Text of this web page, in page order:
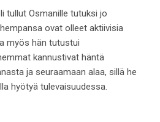
tullut Osmanille tutuksi jo
ovat olleet aktiivisia
myös hän tutustui
kannustivat häntä
ja seuraamaan alaa, sillä he
hyötyä tulevaisuudessa.